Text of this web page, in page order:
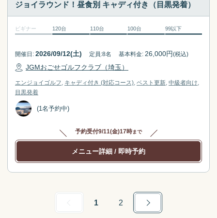
ジョイラウンド！昼食別 キャディ付き（目黒発着）
ビギナー 120台 110台 100台 99以下
開催日: 2026/09/12(土) 定員:8名 基本料金: 26,000円(税込)
JGMおごせゴルフクラブ（埼玉）
エンジョイゴルフ キャディ付き (対応コース) ベスト更新 中級者向け
目黒発着
(1名予約中)
予約受付9/11(金)17時まで
メニュー詳細 / 即時予約
Previous
1 2